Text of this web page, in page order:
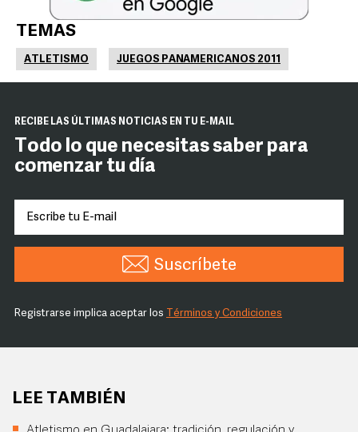
TEMAS
ATLETISMO JUEGOS PANAMERICANOS 2011
RECIBE LAS ÚLTIMAS NOTICIAS EN TU E-MAIL
Todo lo que necesitas saber para
comenzar tu día
Suscríbete
Registrarse implica aceptar los Términos y Condiciones
LEE TAMBIÉN